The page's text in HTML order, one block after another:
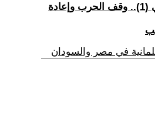
(39) 15. البرنامج الانتقالي (1).. وقف الحرب وإعادة
في مصر والسودان